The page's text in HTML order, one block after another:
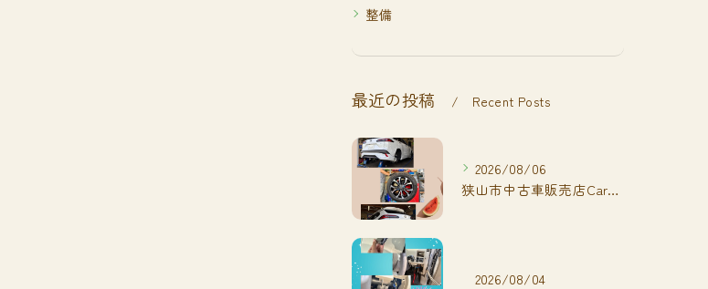
整備
最近の投稿 Recent Posts
2026/08/06
狭山市中古車販売店CarShop FACT.🚗
2026/08/04